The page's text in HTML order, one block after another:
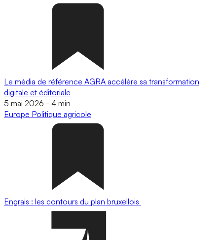
Le média de référence AGRA accélère sa transformation
digitale et éditoriale
5 mai 2026 - 4 min
Europe Politique agricole
Engrais : les contours du plan bruxellois